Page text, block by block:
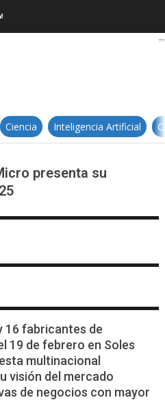
2025: Ingram Micro
Ciencia Inteligencia Artificial
presenta su
16 fabricantes de
19 de febrero en Soles
multinacional
visión del mercado
de negocios con mayor